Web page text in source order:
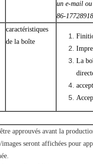
un e-mail
86-
caractéristiques
de la boîte
La
approuvés avant la
seront affichées pour